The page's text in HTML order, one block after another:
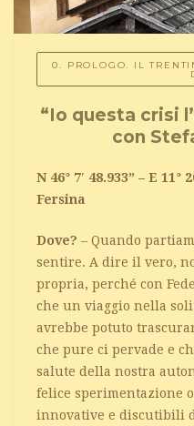
0. PROLOGO. IL
“Io questa crisi
con
N 46° 7′ 48.933” – E 11°
Fersina
Dove? – Quando
sentire. A dire il vero,
propria, perché con
che un viaggio nella
avrebbe potuto
che pure ci pervade e
salute della nostra
felice sperimentazione
innovative e discutibili